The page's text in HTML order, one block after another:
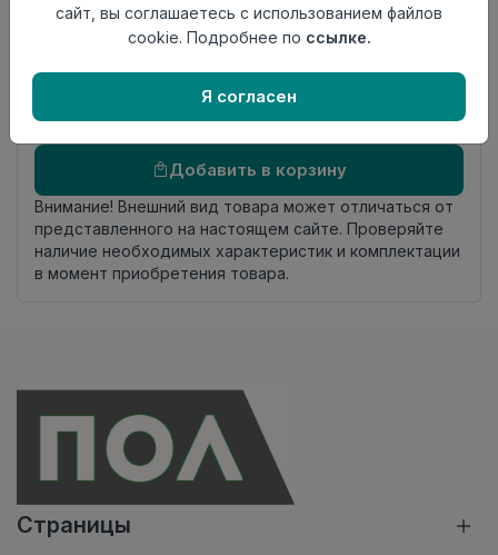
Страна
происхождения
Россия
Осталось3.2 пог. м
Добавить в корзину
Внимание! Внешний вид товара может отличаться от
представленного на настоящем сайте. Проверяйте
наличие необходимых характеристик и комплектации
в момент приобретения товара.
Страницы
сайт, вы соглашаетесь с использованием файлов
cookie. Подробнее по ссылке.
Я согласен